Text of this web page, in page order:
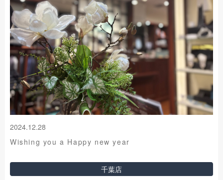
2024.12.28
Wishing you a Happy new year
千葉店